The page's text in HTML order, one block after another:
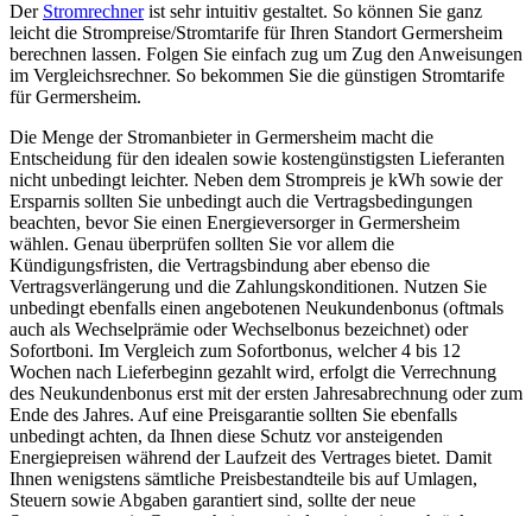
Der Stromrechnerist sehr intuitiv gestaltet. So können Sie ganz
leicht die Strompreise/Stromtarife für Ihren Standort Germersheim
berechnen lassen. Folgen Sie einfach zug um Zug den Anweisungen
im Vergleichsrechner. So bekommen Sie die günstigen Stromtarife
für Germersheim.
Die Menge der Stromanbieter in Germersheim macht die
Entscheidung für den idealen sowie kostengünstigsten Lieferanten
nicht unbedingt leichter. Neben dem Strompreis je kWh sowie der
Ersparnis sollten Sie unbedingt auch die Vertragsbedingungen
beachten, bevor Sie einen Energieversorger in Germersheim
wählen. Genau überprüfen sollten Sie vor allem die
Kündigungsfristen, die Vertragsbindung aber ebenso die
Vertragsverlängerung und die Zahlungskonditionen. Nutzen Sie
unbedingt ebenfalls einen angebotenen Neukundenbonus (oftmals
auch als Wechselprämie oder Wechselbonus bezeichnet) oder
Sofortboni. Im Vergleich zum Sofortbonus, welcher 4 bis 12
Wochen nach Lieferbeginn gezahlt wird, erfolgt die Verrechnung
des Neukundenbonus erst mit der ersten Jahresabrechnung oder zum
Ende des Jahres. Auf eine Preisgarantie sollten Sie ebenfalls
unbedingt achten, da Ihnen diese Schutz vor ansteigenden
Energiepreisen während der Laufzeit des Vertrages bietet. Damit
Ihnen wenigstens sämtliche Preisbestandteile bis auf Umlagen,
Steuern sowie Abgaben garantiert sind, sollte der neue